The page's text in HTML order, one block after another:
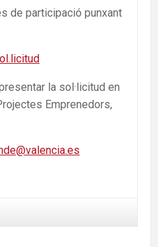
de participació punxant
la sol·licitud en
Emprenedors,